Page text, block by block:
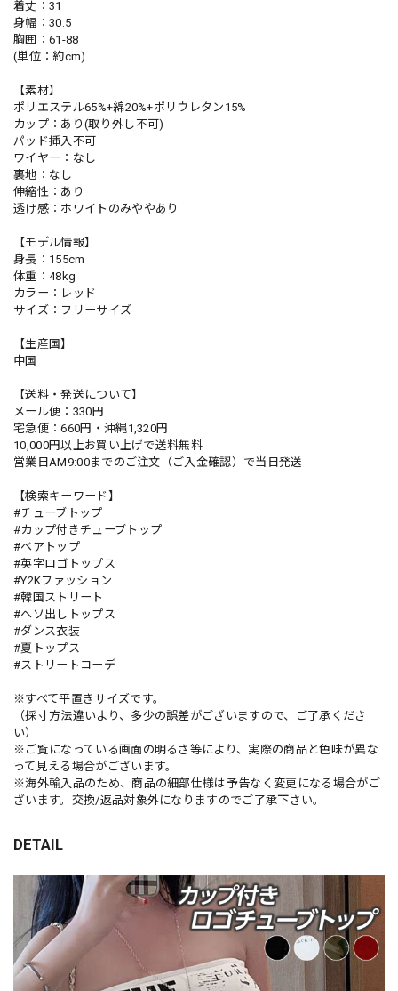
着丈：31
身幅：30.5
胸囲：61-88
(単位：約cm)
【素材】
ポリエステル65%+綿20%+ポリウレタン15%
カップ：あり(取り外し不可)
パッド挿入不可
ワイヤー：なし
裏地：なし
伸縮性：あり
透け感：ホワイトのみややあり
【モデル情報】
身長：155cm
体重：48kg
カラー：レッド
サイズ：フリーサイズ
【生産国】
中国
【送料・発送について】
メール便：330円
宅急便：660円・沖縄1,320円
10,000円以上お買い上げで送料無料
営業日AM9:00までのご注文（ご入金確認）で当日発送
【検索キーワード】
#チューブトップ
#カップ付きチューブトップ
#ベアトップ
#英字ロゴトップス
#Y2Kファッション
#韓国ストリート
#ヘソ出しトップス
#ダンス衣装
#夏トップス
#ストリートコーデ
※すべて平置きサイズです。
（採寸方法違いより、多少の誤差がございますので、ご了承くださ
い）
※ご覧になっている画面の明るさ等により、実際の商品と色味が異な
って見える場合がございます。
※海外輸入品のため、商品の細部仕様は予告なく変更になる場合がご
ざいます。交換/返品対象外になりますのでご了承下さい。
DETAIL